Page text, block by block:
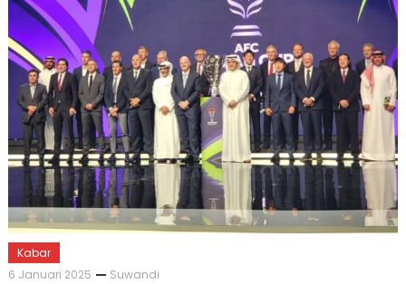
Kabar
6 Januari 2025
Suwandi